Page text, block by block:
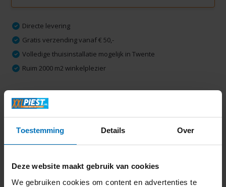
Toestemming Details Over
Deze website maakt gebruik van cookies
We gebruiken cookies om content en advertenties te
Directe levering
Gratis verzending vanaf € 50,-
Volledige thuisinstallatie mogelijk in Twente
Ruim 2000 m2 winkelplezier
Productomschrijving
Delen